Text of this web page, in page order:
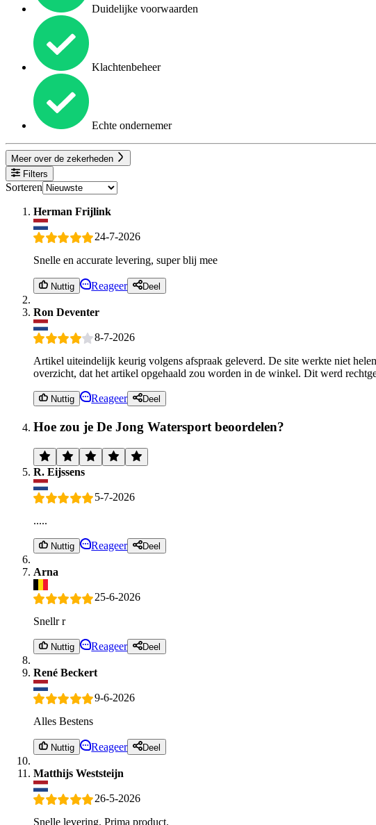
Duidelijke voorwaarden
Klachtenbeheer
Echte ondernemer
Meer over de zekerheden
Filters
Sorteren
Herman Frijlink
24-7-2026
Snelle en accurate levering, super blij mee
Nuttig Reageer Deel
Ron Deventer
8-7-2026
Artikel uiteindelijk keurig volgens afspraak geleverd. De site werkte niet
overzicht, dat het artikel opgehaald zou worden in de winkel. Dit werd
Nuttig Reageer Deel
Hoe zou je De Jong Watersport beoordelen?
R. Eijssens
5-7-2026
.....
Nuttig Reageer Deel
Arna
25-6-2026
Snellr r
Nuttig Reageer Deel
René Beckert
9-6-2026
Alles Bestens
Nuttig Reageer Deel
Matthijs Weststeijn
26-5-2026
Snelle levering. Prima product.